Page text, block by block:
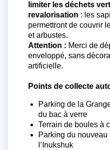
limiter les déchets
revalorisation : les
permettront de couvrir
et arbustes.
Attention : Merci de
enveloppé, sans
artificielle.
Points de collecte
Parking de la
du bac à verre
Terrain de boules à
Parking du nouveau
l’Inukshuk